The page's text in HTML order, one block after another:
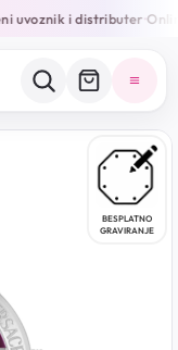
uvoznik i distributer•
BESPLATNO
GRAVIRANJE